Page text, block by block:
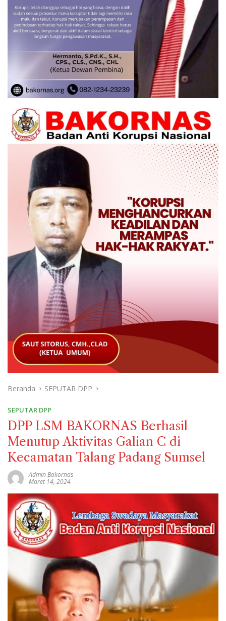
Beranda SEPUTAR DPP
SEPUTAR DPP
DPP LSM BAKORNAS Berhasil
Menutup Aktivitas Galian C di
Kecamatan Talang Padang Sumsel
Admin Bakornas
Maret 14, 2024